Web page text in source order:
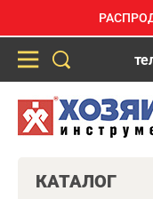
КАТАЛОГ